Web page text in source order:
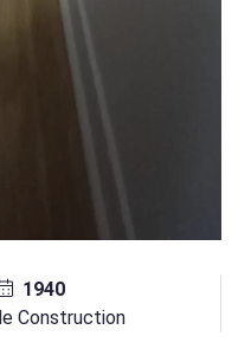
1940
Construction